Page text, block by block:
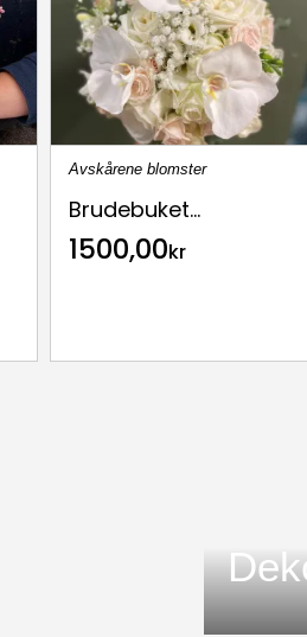
Avskårene blomster
Brudebuket...
1500,00kr